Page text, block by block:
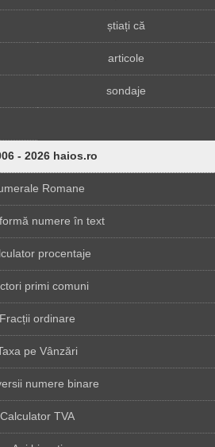
știați că
articole
sondaje
- 2026 haios.ro
Romane
numere în text
procentaje
primi comuni
Fracții ordinare
pe Vânzări
numere binare
Calculator TVA